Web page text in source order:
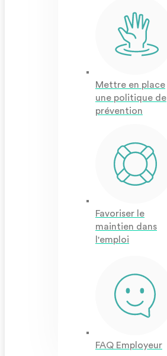
Mettre en place
une politique de
prévention
Favoriser le
maintien dans
l'emploi
FAQ Employeur